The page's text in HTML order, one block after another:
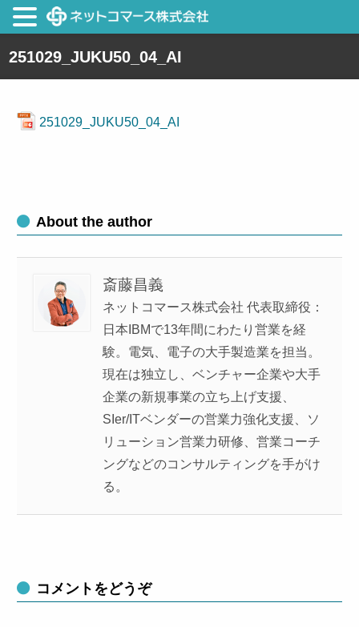
251029_JUKU50_04_AI
251029_JUKU50_04_AI
About the author
斎藤昌義
ネットコマース株式会社 代表取締役：
日本IBMで13年間にわたり営業を経
験。電気、電子の大手製造業を担当。
現在は独立し、ベンチャー企業や大手
企業の新規事業の立ち上げ支援、
SIer/ITベンダーの営業力強化支援、ソ
リューション営業力研修、営業コーチ
ングなどのコンサルティングを手がけ
る。
コメントをどうぞ